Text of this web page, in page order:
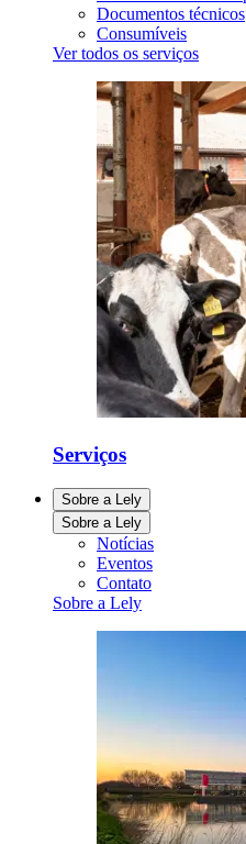
Documentos técnicos
Consumíveis
Ver todos os serviços
Serviços
Sobre a Lely
Sobre a Lely
Notícias
Eventos
Contato
Sobre a Lely